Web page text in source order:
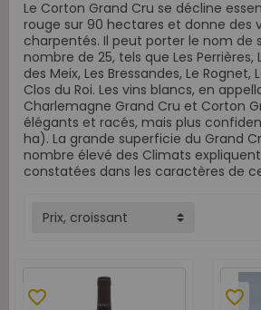
Le Corton Grand Cru se décline
rouge sur 90 hectares et donne des
charpentés. Il peut porter le nom de
nombre de 25, tels que Les Perrières,
des Meix, Les Bressandes, Le Rognet,
Clos du Roi. Les vins blancs, en
Charlemagne Grand Cru et Corton
élégants et racés, mais plus
ha). La grande superficie du Grand
nombre élevé des Climats
constatées dans les caractères de
Prix, croissant
favorite_border favorite_border